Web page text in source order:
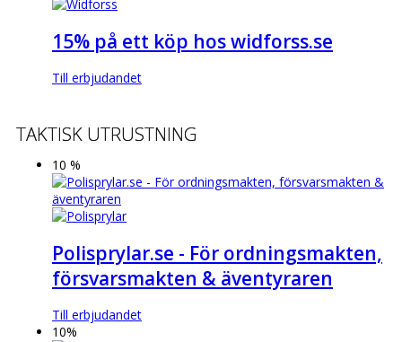
15% på ett köp hos widforss.se
Till erbjudandet
TAKTISK UTRUSTNING
10 %
Polisprylar.se - För ordningsmakten,
försvarsmakten & äventyraren
Till erbjudandet
10%